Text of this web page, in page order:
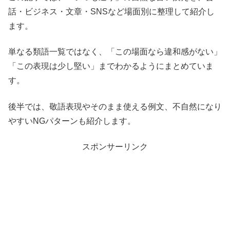
話・ビジネス・文章・SNSなど場面別に整理して紹介し
ます。
単なる類語一覧ではなく、「この場面なら違和感がない」
「この表現は少し堅い」までわかるようにまとめていま
す。
後半では、敬語表現やそのまま使える例文、不自然になり
やすいNGパターンも紹介します。
スポンサーリンク